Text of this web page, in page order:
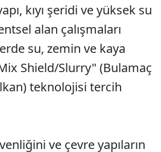
kıyı şeridi ve yüksek su
alan çalışmaları
su, zemin ve kaya
Shield/Slurry" (Bulamaç
teknolojisi tercih
ve çevre yapıların